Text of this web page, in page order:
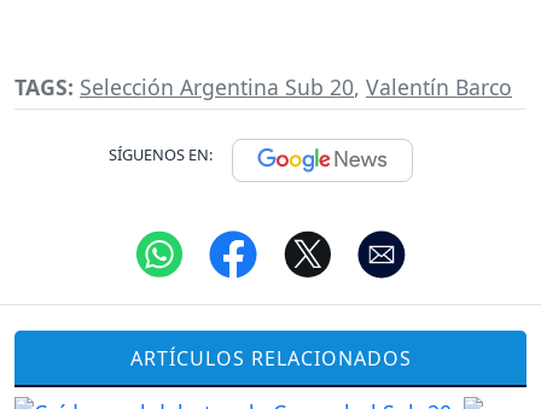
TAGS: Selección Argentina Sub 20, Valentín Barco
SÍGUENOS EN:
ARTÍCULOS RELACIONADOS